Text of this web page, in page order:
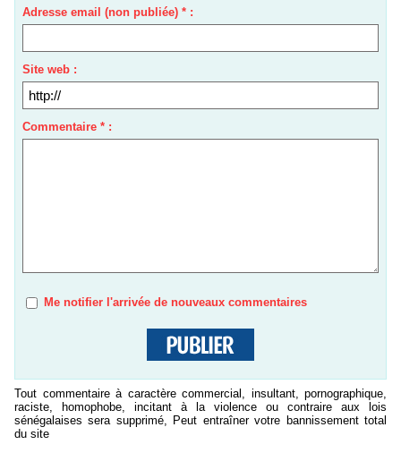
Adresse email (non publiée) * :
Site web :
Commentaire * :
Me notifier l'arrivée de nouveaux commentaires
Tout commentaire à caractère commercial, insultant, pornographique,
raciste, homophobe, incitant à la violence ou contraire aux lois
sénégalaises sera supprimé, Peut entraîner votre bannissement total
du site